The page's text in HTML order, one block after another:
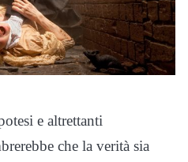
e altrettanti
che la verità sia